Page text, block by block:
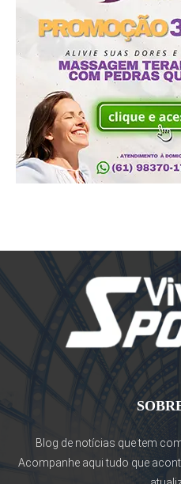
Blog de notícias que tem
Acompanhe aqui tudo que